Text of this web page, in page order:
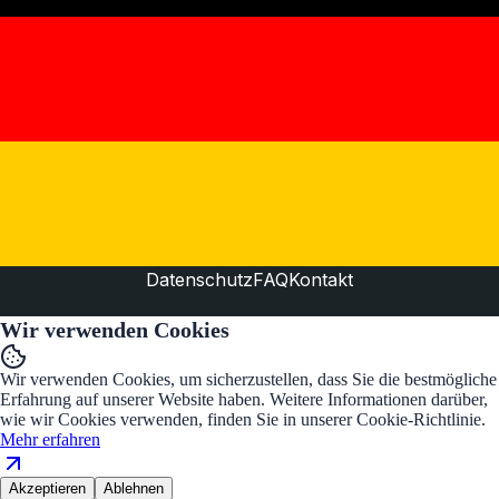
DatenschutzFAQKontakt
Wir verwenden Cookies
Wir verwenden Cookies, um sicherzustellen, dass Sie die bestmögliche
Erfahrung auf unserer Website haben. Weitere Informationen darüber,
wie wir Cookies verwenden, finden Sie in unserer Cookie-Richtlinie.
Mehr erfahren
Akzeptieren Ablehnen